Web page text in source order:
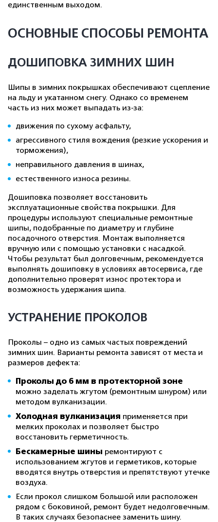
единственным выходом.
ОСНОВНЫЕ СПОСОБЫ РЕМОНТА
ДОШИПОВКА ЗИМНИХ ШИН
Шипы в зимних покрышках обеспечивают сцепление
на льду и укатанном снегу. Однако со временем
часть из них может выпадать из-за:
движения по сухому асфальту,
агрессивного стиля вождения (резкие ускорения и
торможения),
неправильного давления в шинах,
естественного износа резины.
Дошиповка позволяет восстановить
эксплуатационные свойства покрышки. Для
процедуры используют специальные ремонтные
шипы, подобранные по диаметру и глубине
посадочного отверстия. Монтаж выполняется
вручную или с помощью установки с насадкой.
Чтобы результат был долговечным, рекомендуется
выполнять дошиповку в условиях автосервиса, где
дополнительно проверят износ протектора и
возможность удержания шипа.
УСТРАНЕНИЕ ПРОКОЛОВ
Проколы – одно из самых частых повреждений
зимних шин. Варианты ремонта зависят от места и
размеров дефекта:
Проколы до 6 мм в протекторной зоне
можно заделать жгутом (ремонтным шнуром) или
методом вулканизации.
Холодная вулканизация применяется при
мелких проколах и позволяет быстро
восстановить герметичность.
Бескамерные шины ремонтируют с
использованием жгутов и герметиков, которые
вводятся внутрь отверстия и препятствуют утечке
воздуха.
Если прокол слишком большой или расположен
рядом с боковиной, ремонт будет недолговечным.
В таких случаях безопаснее заменить шину.